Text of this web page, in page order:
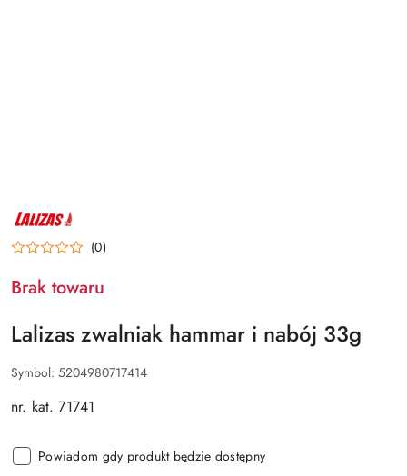
NAZWA
PRODUCENTA:
LALIZAS (0)
Brak towaru
Lalizas zwalniak hammar i nabój 33g
Symbol: 5204980717414
nr. kat. 71741
Powiadom gdy produkt będzie dostępny